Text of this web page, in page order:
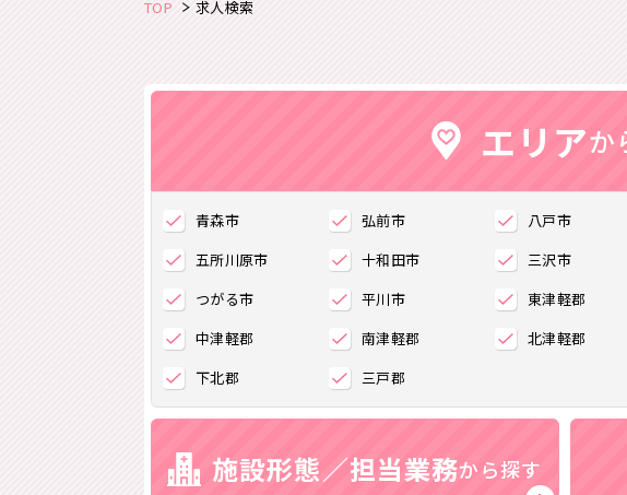
TOP 求人検索
エリアか
青森市 弘前市 八戸市
五所川原市
十和田市 三沢市
つがる市
平川市 東津軽郡
中津軽郡
南津軽郡 北津軽郡
下北郡
三戸郡
施設形態／担当業務から探す
生活スタイル
時間もお給料も大切に